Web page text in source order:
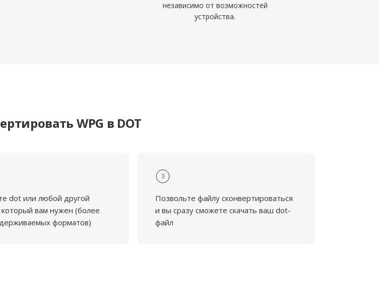
независимо от возможностей
устройства.
WPG в DOT
dot или любой другой
вам нужен (более
форматов)
3
Позвольте файлу сконвертироваться
и вы сразу сможете скачать ваш dot-
файл